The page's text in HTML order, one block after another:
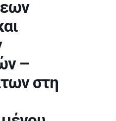
–
στη